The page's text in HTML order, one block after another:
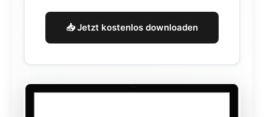
📥 Jetzt kostenlos downloaden